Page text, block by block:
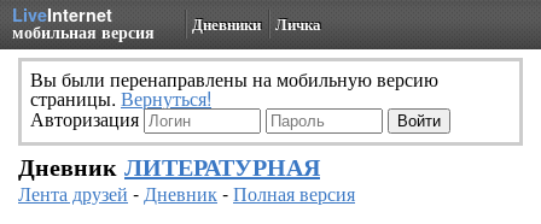
LiveInternet
мобильная версия Дневники Личка
Вы были перенаправлены на мобильную версию
страницы. Вернуться!
Авторизация
Дневник ЛИТЕРАТУРНАЯ
Лента друзей -Дневник-Полная версия